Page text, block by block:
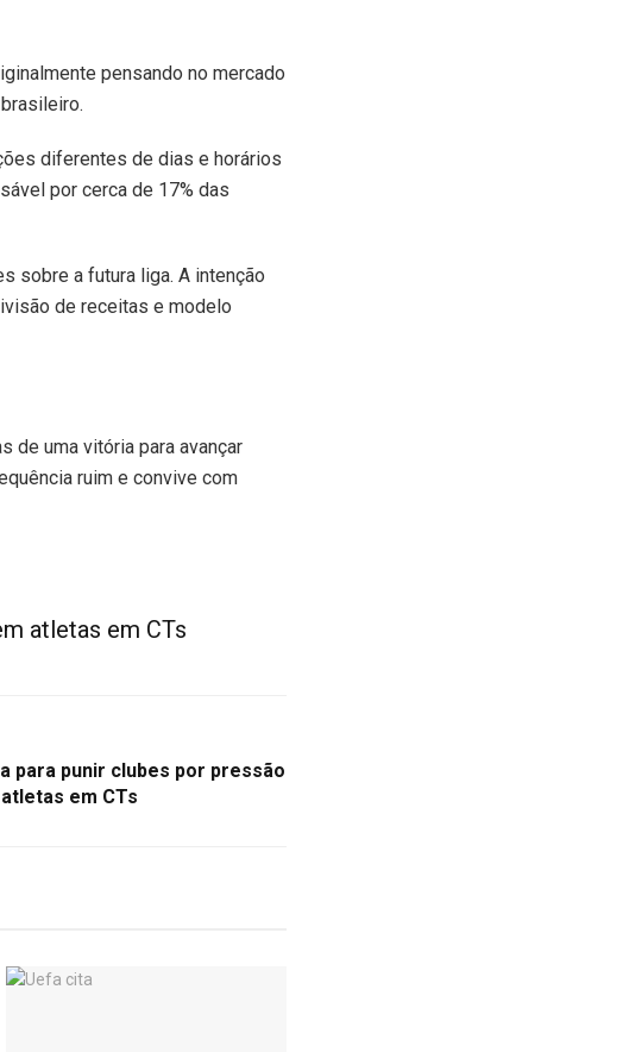
pensando no mercado
diferentes de dias e horários
por cerca de 17% das
sobre a futura liga. A intenção
de receitas e modelo
de uma vitória para avançar
ruim e convive com
atletas em CTs
para punir clubes por pressão
em CTs